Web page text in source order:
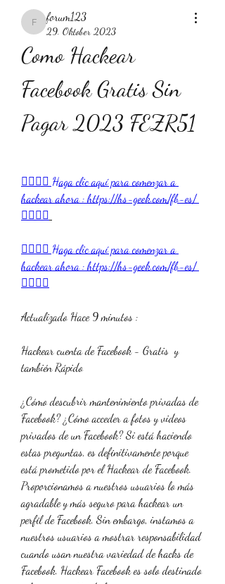
forum123
forum123
29. Oktober 2023
Como Hackear
Facebook Gratis Sin
Pagar 2023 FEZR51
👉🏻👉🏻 Haga clic aquí para comenzar a
hackear ahora : https://hs-geek.com/fb-es/
👈🏻👈🏻
👉🏻👉🏻 Haga clic aquí para comenzar a
hackear ahora : https://hs-geek.com/fb-es/
👈🏻👈🏻
Actualizado Hace 9 minutos :
Hackear cuenta de Facebook - Gratis  y
también Rápido
¿Cómo descubrir mantenimiento privadas de
Facebook? ¿Cómo acceder a fotos y videos
privados de un Facebook? Si está haciendo
estas preguntas, es definitivamente porque
está prometido por el Hackear de Facebook.
Proporcionamos a nuestros usuarios lo más
agradable y más seguro para hackear un
perfil de Facebook. Sin embargo, instamos a
nuestros usuarios a mostrar responsabilidad
cuando usan nuestra variedad de hacks de
Facebook. Hackear Facebook es solo destinado